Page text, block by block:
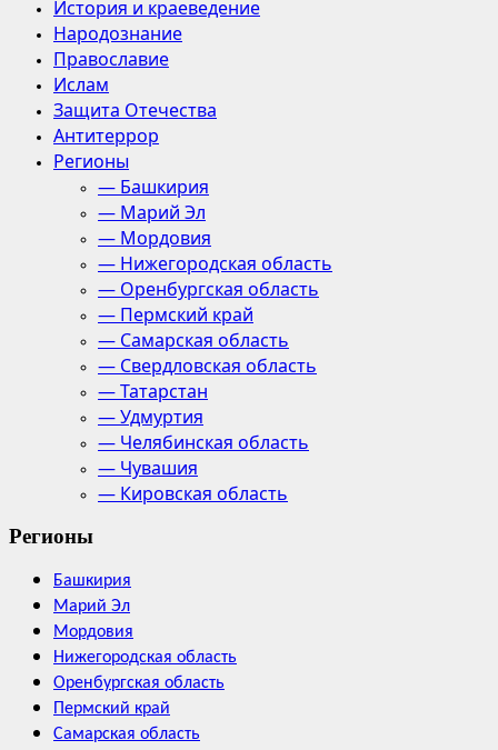
История и краеведение
Народознание
Православие
Ислам
Защита Отечества
Антитеррор
Регионы
— Башкирия
— Марий Эл
— Мордовия
— Нижегородская область
— Оренбургская область
— Пермский край
— Самарская область
— Свердловская область
— Татарстан
— Удмуртия
— Челябинская область
— Чувашия
— Кировская область
Регионы
Башкирия
Марий Эл
Мордовия
Нижегородская область
Оренбургская область
Пермский край
Самарская область